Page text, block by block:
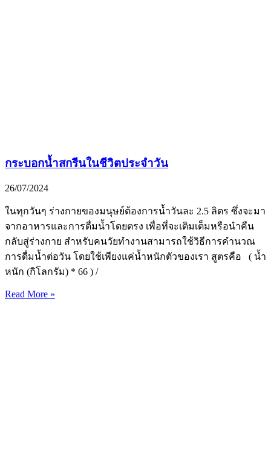
กระบอกน้ำสกรีนในชีวิตประจำวัน
26/07/2024
ในทุกวันๆ ร่างกายของมนุษย์ต้องการน้ำวันละ 2.5 ลิตร ซึ่งจะมา
จากอาหารและการดื่มน้ำโดยตรง เพื่อที่จะเติมเต็มหรือนำคืน
กลับสู่ร่างกาย สำหรับคนวัยทำงานสามารถใช้วิธีการคำนวณ
การดื่มน้ำต่อวัน โดยใช้เพียงแค่น้ำหนักตัวของเรา สูตรคือ ( น้ำ
หนัก (กิโลกรัม) * 66 ) /
Read More »